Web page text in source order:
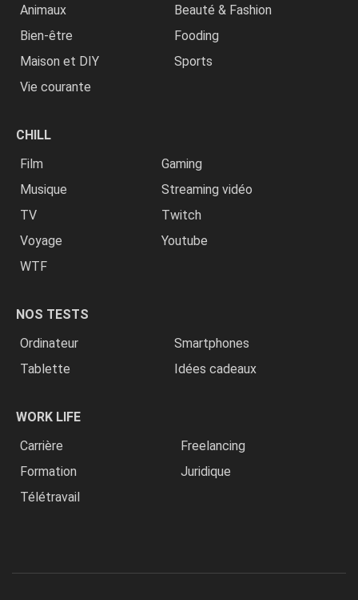
Animaux
Beauté & Fashion
Bien-être
Fooding
Maison et DIY
Sports
Vie courante
CHILL
Film
Gaming
Musique
Streaming vidéo
TV
Twitch
Voyage
Youtube
WTF
NOS TESTS
Ordinateur
Smartphones
Tablette
Idées cadeaux
WORK LIFE
Carrière
Freelancing
Formation
Juridique
Télétravail